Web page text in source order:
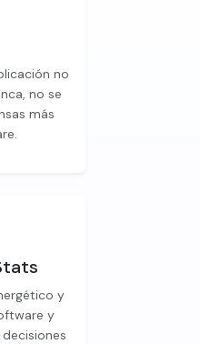
no
no se
más
y
y